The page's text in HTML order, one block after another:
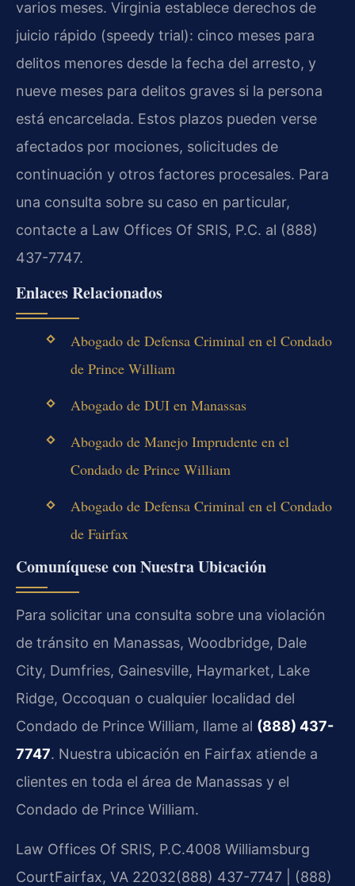
varios meses. Virginia establece derechos de
juicio rápido (speedy trial): cinco meses para
delitos menores desde la fecha del arresto, y
nueve meses para delitos graves si la persona
está encarcelada. Estos plazos pueden verse
afectados por mociones, solicitudes de
continuación y otros factores procesales. Para
una consulta sobre su caso en particular,
contacte a Law Offices Of SRIS, P.C. al (888)
437-7747.
Enlaces Relacionados
Abogado de Defensa Criminal en el Condado
de Prince William
Abogado de DUI en Manassas
Abogado de Manejo Imprudente en el
Condado de Prince William
Abogado de Defensa Criminal en el Condado
de Fairfax
Comuníquese con Nuestra Ubicación
Para solicitar una consulta sobre una violación
de tránsito en Manassas, Woodbridge, Dale
City, Dumfries, Gainesville, Haymarket, Lake
Ridge, Occoquan o cualquier localidad del
Condado de Prince William, llame al (888) 437-
7747. Nuestra ubicación en Fairfax atiende a
clientes en toda el área de Manassas y el
Condado de Prince William.
Law Offices Of SRIS, P.C.4008 Williamsburg
CourtFairfax, VA 22032(888) 437-7747 | (888)